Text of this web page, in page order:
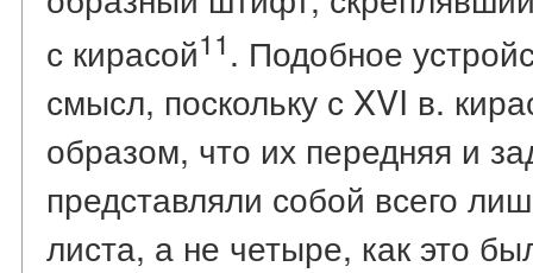
с кирасой11. Подобное
смысл, поскольку с XVI в.
образом, что их передняя и
представляли собой всего
листа, а не четыре, как это